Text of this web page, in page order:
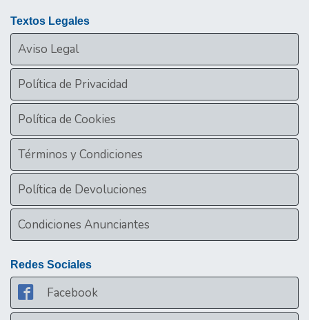
Textos Legales
Aviso Legal
Política de Privacidad
Política de Cookies
Términos y Condiciones
Política de Devoluciones
Condiciones Anunciantes
Redes Sociales
Facebook